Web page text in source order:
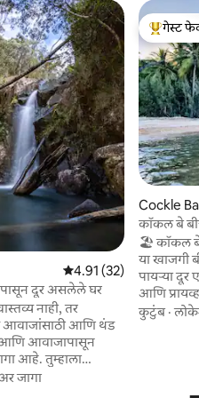
5 पैकी 4.91 सरासरी रेटिंग,
4.91 (32)
दूर असलेले घर
नाही, तर
आवाजांसाठी आणि थंड
आणि आवाजापासून
आहे. तुम्हाला
ज्यात पूर्णपणे
जागा
टॉप गेस्ट
गेस्ट
Cockle
कॉकल बे
🏖️ कॉकल
या खाजगी
पायऱ्या दूर
आणि
सोलो
प्रत्येक
कुटुंब·